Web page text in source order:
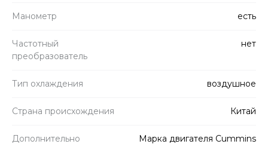
Манометр есть
Частотный
преобразователь
нет
Тип охлаждения воздушное
Страна происхождения Китай
Дополнительно Марка двигателя Cummins